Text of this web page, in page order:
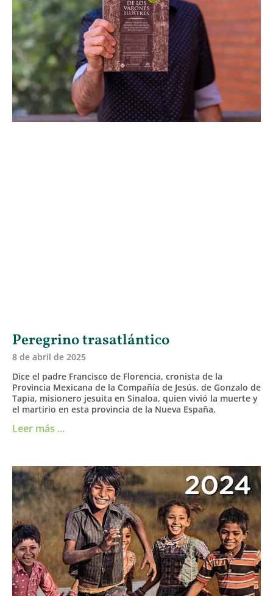
Peregrino trasatlántico
8 de abril de 2025
Dice el padre Francisco de Florencia, cronista de la
Provincia Mexicana de la Compañía de Jesús, de Gonzalo de
Tapia, misionero jesuita en Sinaloa, quien vivió la muerte y
el martirio en esta provincia de la Nueva España.
Leer más ...